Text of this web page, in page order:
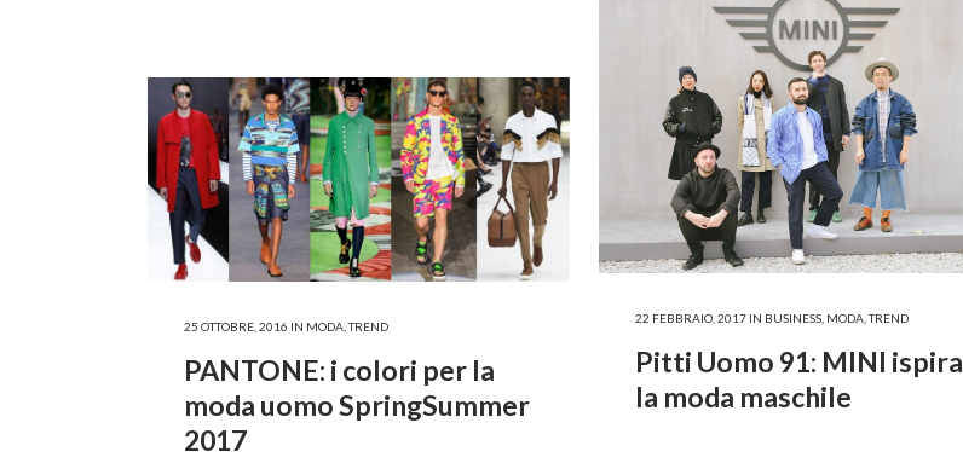
22 FEBBRAIO, 2017 IN BUSINESS MODA ,TREND
Pitti Uomo 91: MINI ispira
la moda maschile
25 OTTOBRE, 2016 IN MODA ,TREND
PANTONE: i colori per la
moda uomo SpringSummer
2017